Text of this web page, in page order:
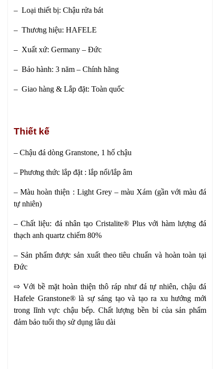
– Loại thiết bị: Chậu rửa bát
– Thương hiệu: HAFELE
– Xuất xứ: Germany – Đức
– Bảo hành: 3 năm – Chính hãng
– Giao hàng & Lắp đặt: Toàn quốc
Thiết kế
– Chậu đá dòng Granstone, 1 hố chậu
– Phương thức lắp đặt : lắp nổi/lắp âm
– Màu hoàn thiện : Light Grey – màu Xám (gần với màu đá
tự nhiên)
– Chất liệu: đá nhân tạo Cristalite® Plus với hàm lượng đá
thạch anh quartz chiếm 80%
– Sản phẩm được sản xuất theo tiêu chuẩn và hoàn toàn tại
Đức
⇨ Với bề mặt hoàn thiện thô ráp như đá tự nhiên, chậu đá
Hafele Granstone® là sự sáng tạo và tạo ra xu hướng mới
trong lĩnh vực chậu bếp. Chất lượng bền bỉ của sản phẩm
đảm bảo tuổi thọ sử dụng lâu dài